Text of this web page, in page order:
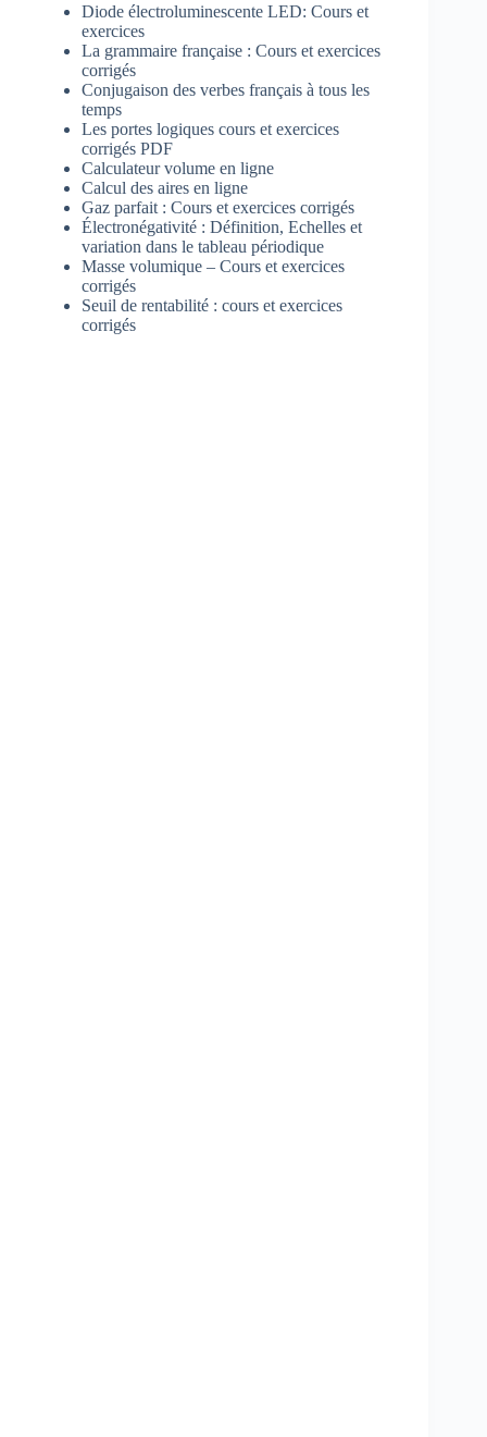
Diode électroluminescente LED: Cours et
exercices
La grammaire française : Cours et exercices
corrigés
Conjugaison des verbes français à tous les
temps
Les portes logiques cours et exercices
corrigés PDF
Calculateur volume en ligne
Calcul des aires en ligne
Gaz parfait : Cours et exercices corrigés
Électronégativité : Définition, Echelles et
variation dans le tableau périodique
Masse volumique – Cours et exercices
corrigés
Seuil de rentabilité : cours et exercices
corrigés